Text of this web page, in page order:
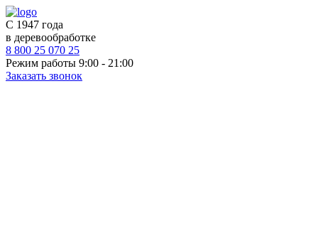
С 1947 года
в деревообработке
8 800 25 070 25
Режим работы 9:00 - 21:00
Заказать звонок